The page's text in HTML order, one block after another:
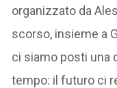
organizzato da
scorso, insieme a
ci siamo posti una
tempo: il futuro ci